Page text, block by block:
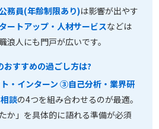
務員(年齢制限あり)は影響が出やす
ートアップ・人材サービスなどは
浪人にも門戸が広いです。
おすすめの過ごし方は?
・インターン ③自己分析・業界研
談の4つを組み合わせるのが最適。
か」を具体的に語れる準備が必須